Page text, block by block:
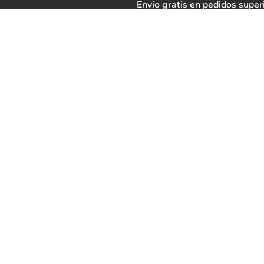
Envío gratis en pedidos